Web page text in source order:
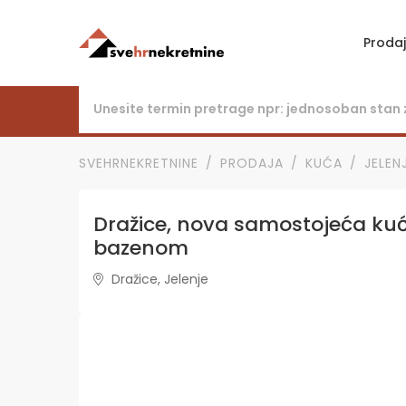
SVEHRNEKRETNINE PRODAJA KUĆA
Dražice, nova samostojeća
bazenom
Dražice, Jelenje